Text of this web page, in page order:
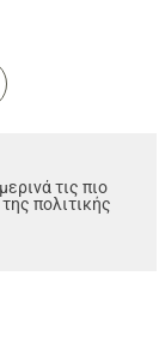
τις πιο
πολιτικής